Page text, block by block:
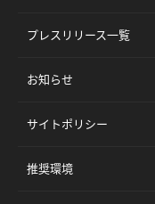
プレスリリース一覧
お知らせ
サイトポリシー
推奨環境